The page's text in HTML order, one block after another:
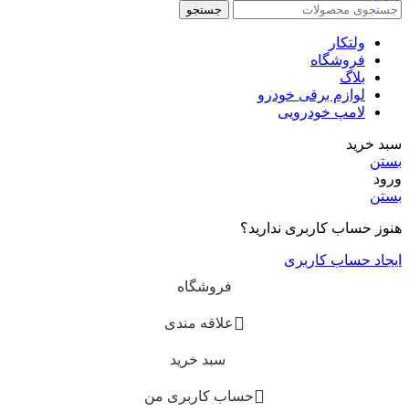
جستجو
ولتکار
فروشگاه
بلاگ
لوازم برقی خودرو
لامپ خودرویی
سبد خرید
بستن
ورود
بستن
هنوز حساب کاربری ندارید؟
ایجاد حساب کاربری
فروشگاه
علاقه مندی
سبد خرید
حساب کاربری من